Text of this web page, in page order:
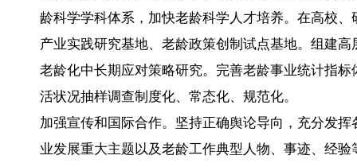
龄科学学科体系，加快老龄科学人才培养。在高校
产业实践研究基地、老龄政策创制试点基地。组建
老龄化中长期应对策略研究。完善老龄事业统计指
活状况抽样调查制度化、常态化、规范化。
加强宣传和国际合作。坚持正确舆论导向，充分发
业发展重大主题以及老龄工作典型人物、事迹、经